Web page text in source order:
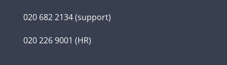
020 682 2134(support)
020 226 9001 (HR)